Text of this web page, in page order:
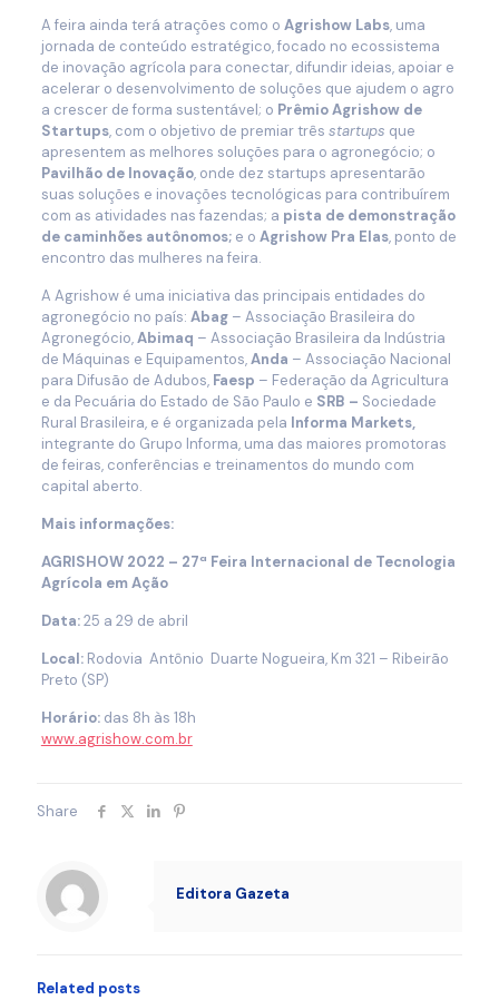
A feira ainda terá atrações como o Agrishow Labs, uma
jornada de conteúdo estratégico, focado no ecossistema
de inovação agrícola para conectar, difundir ideias, apoiar e
acelerar o desenvolvimento de soluções que ajudem o agro
a crescer de forma sustentável; o Prêmio Agrishow de
Startups, com o objetivo de premiar três startups que
apresentem as melhores soluções para o agronegócio; o
Pavilhão de Inovação, onde dez startups apresentarão
suas soluções e inovações tecnológicas para contribuírem
com as atividades nas fazendas; a pista de demonstração
de caminhões autônomos;e o Agrishow Pra Elas, ponto de
encontro das mulheres na feira.
A Agrishow é uma iniciativa das principais entidades do
agronegócio no país: Abag – Associação Brasileira do
Agronegócio,Abimaq – Associação Brasileira da Indústria
de Máquinas e Equipamentos,Anda – Associação Nacional
para Difusão de Adubos, Faesp – Federação da Agricultura
e da Pecuária do Estado de São Paulo e SRB – Sociedade
Rural Brasileira, e é organizada pela Informa Markets,
integrante do Grupo Informa, uma das maiores promotoras
de feiras, conferências e treinamentos do mundo com
capital aberto.
Mais informações:
AGRISHOW 2022 – 27ª Feira Internacional de Tecnologia
Agrícola em Ação
Data:25 a 29 de abril
Local: Rodovia Antônio Duarte Nogueira, Km 321 – Ribeirão
Preto (SP)
Horário:das 8h às 18h
www.agrishow.com.br
Share
Editora Gazeta
Related posts